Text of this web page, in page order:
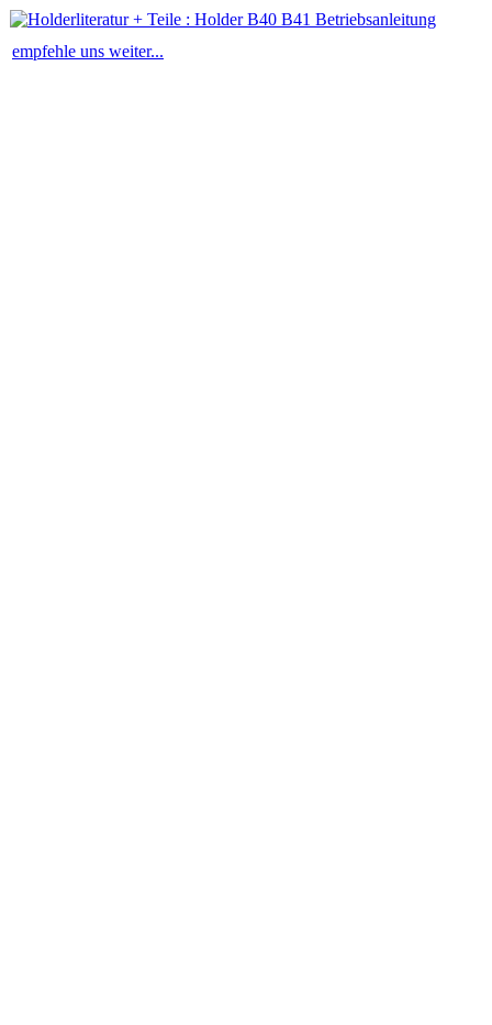
empfehle uns weiter...